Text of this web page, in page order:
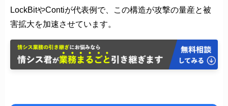
LockBitやContiが代表例で、この構造が攻撃の量産と被
害拡大を加速させています。